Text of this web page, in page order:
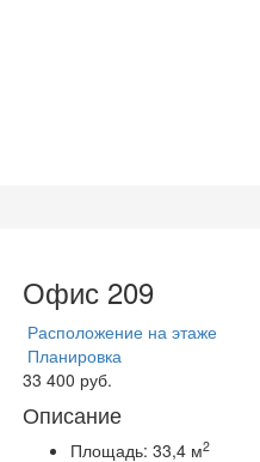
Офис 209
Расположение на этаже
Планировка
33 400 руб.
Описание
Площадь: 33,4 м2